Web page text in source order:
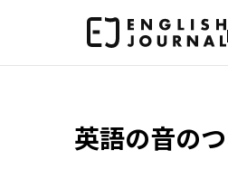
英語の音の